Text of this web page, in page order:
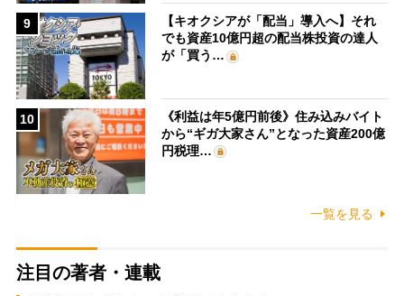
9
【キオクシアが「配当」導入へ】それ
でも資産10億円超の配当株投資の達人
が「買う…
10
《利益は年5億円前後》住み込みバイト
から“ギガ大家さん”となった資産200億
円税理…
一覧を見る
注目の著者・連載